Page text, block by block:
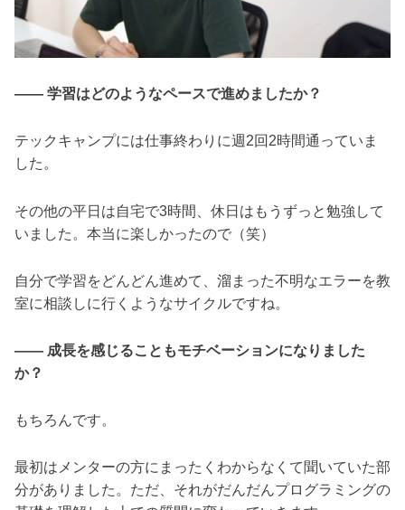
―― 学習はどのようなペースで進めましたか？
テックキャンプには仕事終わりに週2回2時間通っていま
した。
その他の平日は自宅で3時間、休日はもうずっと勉強して
いました。本当に楽しかったので（笑）
自分で学習をどんどん進めて、溜まった不明なエラーを教
室に相談しに行くようなサイクルですね。
―― 成長を感じることもモチベーションになりました
か？
もちろんです。
最初はメンターの方にまったくわからなくて聞いていた部
分がありました。ただ、それがだんだんプログラミングの